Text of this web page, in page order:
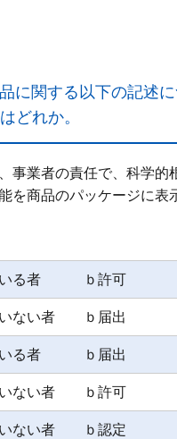
りも「はるかに厳しい
に関する以下の記
どれか。
事業者の責任で、科学的
を商品のパッケージに
いる者 ｂ許可
いない者 ｂ届出
いる者 ｂ届出
いない者 ｂ許可
いない者 ｂ認定